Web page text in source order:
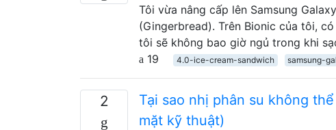
Tôi vừa nâng cấp lên Samsung
(Gingerbread). Trên Bionic của tôi,
tôi sẽ không bao giờ ngủ trong khi
19
4.0-ice-cream-sandwich samsung-
2
Tại sao nhị phân su không
mặt kỹ thuật)